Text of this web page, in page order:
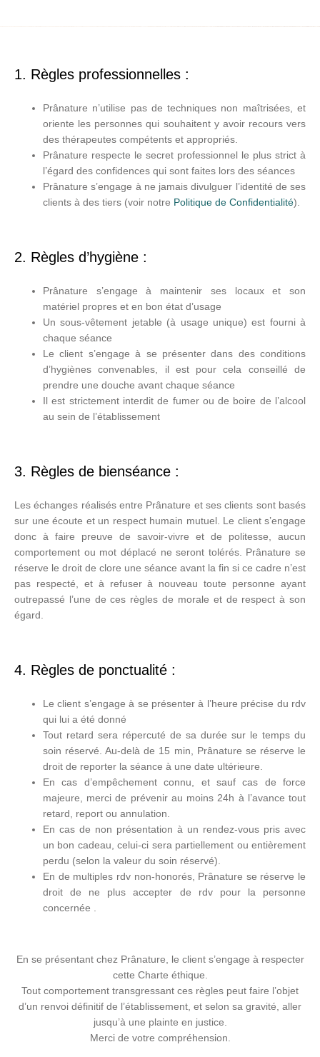
1. Règles professionnelles :
Prânature n’utilise pas de techniques non maîtrisées, et
oriente les personnes qui souhaitent y avoir recours vers
des thérapeutes compétents et appropriés.
Prânature respecte le secret professionnel le plus strict à
l’égard des confidences qui sont faites lors des séances
Prânature s’engage à ne jamais divulguer l’identité de ses
clients à des tiers (voir notre Politique de Confidentialité).
2. Règles d’hygiène :
Prânature s’engage à maintenir ses locaux et son
matériel propres et en bon état d’usage
Un sous-vêtement jetable (à usage unique) est fourni à
chaque séance
Le client s’engage à se présenter dans des conditions
d’hygiènes convenables, il est pour cela conseillé de
prendre une douche avant chaque séance
Il est strictement interdit de fumer ou de boire de l’alcool
au sein de l’établissement
3. Règles de bienséance :
Les échanges réalisés entre Prânature et ses clients sont basés
sur une écoute et un respect humain mutuel. Le client s’engage
donc à faire preuve de savoir-vivre et de politesse, aucun
comportement ou mot déplacé ne seront tolérés. Prânature se
réserve le droit de clore une séance avant la fin si ce cadre n’est
pas respecté, et à refuser à nouveau toute personne ayant
outrepassé l’une de ces règles de morale et de respect à son
égard.
4. Règles de ponctualité :
Le client s’engage à se présenter à l’heure précise du rdv
qui lui a été donné
Tout retard sera répercuté de sa durée sur le temps du
soin réservé. Au-delà de 15 min, Prânature se réserve le
droit de reporter la séance à une date ultérieure.
En cas d’empêchement connu, et sauf cas de force
majeure, merci de prévenir au moins 24h à l’avance tout
retard, report ou annulation.
En cas de non présentation à un rendez-vous pris avec
un bon cadeau, celui-ci sera partiellement ou entièrement
perdu (selon la valeur du soin réservé).
En de multiples rdv non-honorés, Prânature se réserve le
droit de ne plus accepter de rdv pour la personne
concernée .
En se présentant chez Prânature, le client s’engage à respecter
cette Charte éthique.
Tout comportement transgressant ces règles peut faire l’objet
d’un renvoi définitif de l’établissement, et selon sa gravité, aller
jusqu’à une plainte en justice.
Merci de votre compréhension.